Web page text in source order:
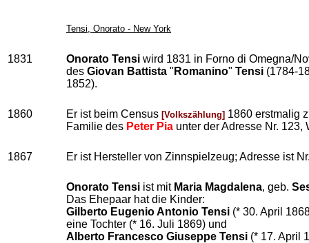
Tensi, Onorato - New York
1831 Onorato Tensi wird 1831 in Forno di Omegna/
des Giovan Battista " Romanino" Tensi (1784-
1852).
1860 Er ist beim Census [Volkszählung] 1860 erstmalig
Familie des Peter Pia unter der Adresse Nr.
1867 Er ist Hersteller von Zinnspielzeug; Adresse ist
Onorato Tensi ist mit Maria Magdalena, geb.
Das Ehepaar hat die Kinder:
Gilberto Eugenio Antonio Tensi (* 30. April
eine Tochter (* 16. Juli 1869) und
Alberto Francesco Giuseppe Tensi (* 17. April